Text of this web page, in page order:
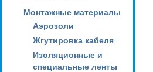
Монтажные материалы
Аэрозоли
Жгутировка кабеля
Изоляционные и
специальные ленты